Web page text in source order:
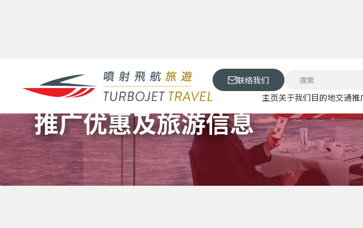
联络我们
主页关于我们目的地交通推
推广优惠及旅游信息